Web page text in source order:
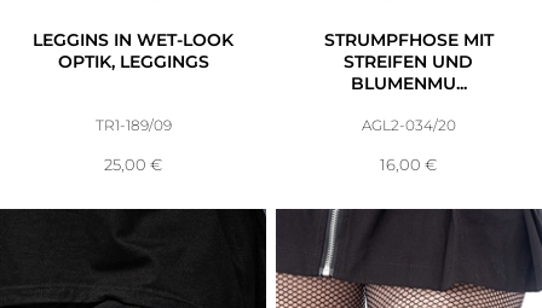
LEGGINS IN WET-LOOK
OPTIK, LEGGINGS
TR1-189/09
25,00 €
STRUMPFHOSE MIT
STREIFEN UND
BLUMENMU...
AGL2-034/20
16,00 €